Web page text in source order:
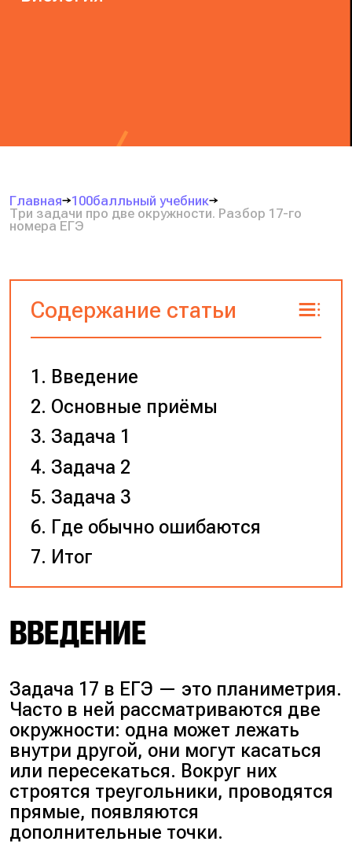
Главная
100балльный учебник
Три задачи про две окружности. Разбор 17-го
номера ЕГЭ
Содержание статьи
Введение
Основные приёмы
Задача 1
Задача 2
Задача 3
Где обычно ошибаются
Итог
ВВЕДЕНИЕ
Задача 17 в ЕГЭ — это планиметрия.
Часто в ней рассматриваются две
окружности: одна может лежать
внутри другой, они могут касаться
или пересекаться. Вокруг них
строятся треугольники, проводятся
прямые, появляются
дополнительные точки.